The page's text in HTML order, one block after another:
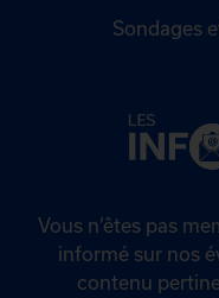
Sondages
Vous n’êtes pas
informé sur nos
contenu